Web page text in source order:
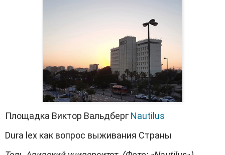
Площадка Виктор Вальдберг Nautilus
Dura lex как вопрос выживания Страны